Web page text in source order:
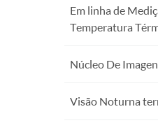
Em linha de
Temperatura
Núcleo De
Visão Noturna